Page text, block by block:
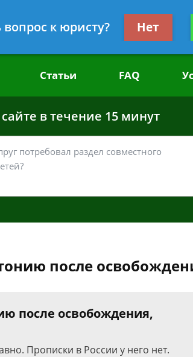
Получите
Статьи FAQ
в течение 15 минут
после
после освобождения,
Прописки в России у него нет.
вопрос к юристу? Нет